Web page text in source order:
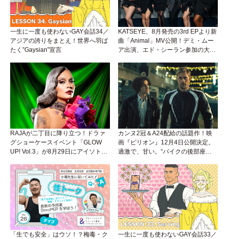
一生に一度も使わないGAY会話34／
アジアの誇りをまとえ！世界へ羽ば
たく”Gaysian”宣言
KATSEYE、8月発売の3rd EPより新
曲「Animal」MV公開！デミ・ムー
ア出演、エド・シーラン参加の大胆
RAJAが二丁目に降り立つ！ドラァ
グショーケースイベント「GLOW
UP! Vol.3」が8月29日にアイソトー
カンヌ2冠＆A24配給の話題作！映
画『ピリオン』12月4日公開決定。
過激で、甘い。“バイクの後部座
「生でも安全」はウソ！？梅毒・ク
一生に一度も使わないGAY会話33／